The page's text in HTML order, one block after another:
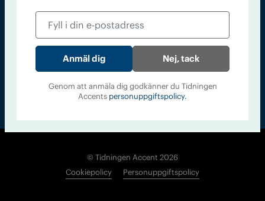
Accent
© Tidningen Accent 2026
Cookiepolicy
Personuppgiftspolicy
Nej, tack
Genom att anmäla dig godkänner du Tidningen
Accents personuppgiftspolicy.